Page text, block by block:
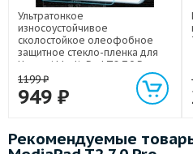
Ультратонкое
износоустойчивое
сколостойкое олеофобное
защитное стекло-пленка для
Huawei MediaPad T2 7.0 Pro
1199₽
949 ₽
Рекомендуемые